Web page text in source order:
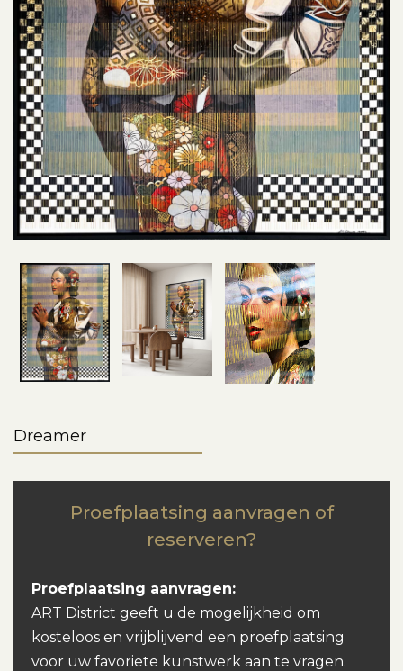
Dreamer
Proefplaatsing aanvragen of
reserveren?
Proefplaatsing aanvragen:
ART District geeft u de mogelijkheid om
kosteloos en vrijblijvend een proefplaatsing
voor uw favoriete kunstwerk aan te vragen.